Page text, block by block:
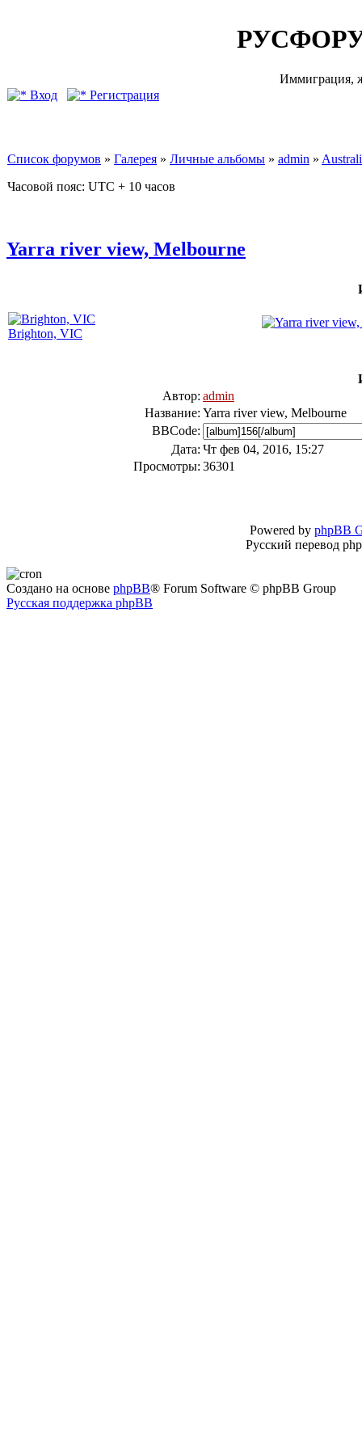
Иммиграция,
Вход
Регистрация
Список форумов » Галерея » Личные альбомы » admin »
Часовой пояс: UTC + 10 часов
Yarra river view, Melbourne
Brighton, VIC
Автор: admin
Название: Yarra river view, Melbourne
BBCode:
Дата: Чт фев 04, 2016, 15:27
Просмотры: 36301
Powered by phpBB
Русский перевод
Создано на основе phpBB® Forum Software © phpBB Group
Русская поддержка phpBB